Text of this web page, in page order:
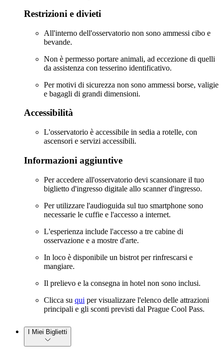
Restrizioni e divieti
All'interno dell'osservatorio non sono ammessi cibo e
bevande.
Non è permesso portare animali, ad eccezione di quelli
da assistenza con tesserino identificativo.
Per motivi di sicurezza non sono ammessi borse, valigie
e bagagli di grandi dimensioni.
Accessibilità
L'osservatorio è accessibile in sedia a rotelle, con
ascensori e servizi accessibili.
Informazioni aggiuntive
Per accedere all'osservatorio devi scansionare il tuo
biglietto d'ingresso digitale allo scanner d'ingresso.
Per utilizzare l'audioguida sul tuo smartphone sono
necessarie le cuffie e l'accesso a internet.
L'esperienza include l'accesso a tre cabine di
osservazione e a mostre d'arte.
In loco è disponibile un bistrot per rinfrescarsi e
mangiare.
Il prelievo e la consegna in hotel non sono inclusi.
Clicca su qui per visualizzare l'elenco delle attrazioni
principali e gli sconti previsti dal Prague Cool Pass.
I Miei Biglietti